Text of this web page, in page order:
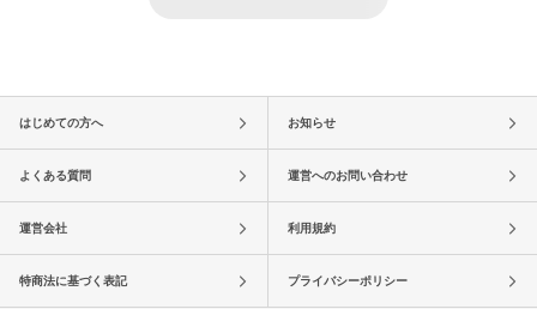
はじめての方へ お知らせ
よくある質問 運営へのお問い合わせ
運営会社 利用規約
特商法に基づく表記 プライバシーポリシー